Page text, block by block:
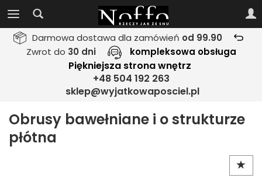
Darmowa dostawa dla zamówień od 99.90
Zwrot do 30 dni kompleksowa obsługa
Piękniejsza strona wnętrz
+48 504 192 263
sklep@wyjatkowaposciel.pl
Obrusy bawełniane i o strukturze
płótna